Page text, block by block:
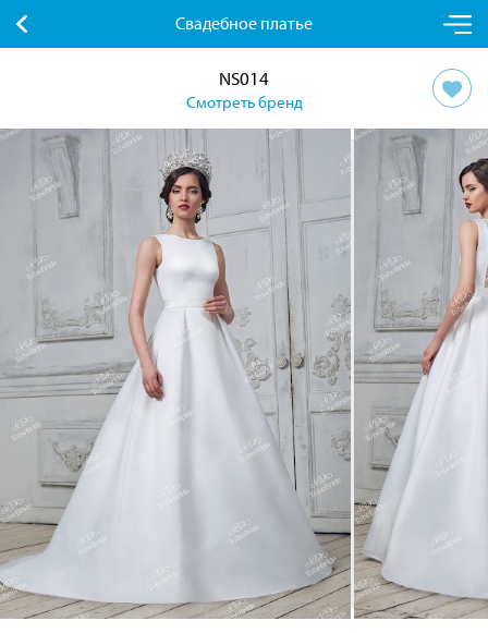
Свадебное платье
NS014
Смотреть бренд